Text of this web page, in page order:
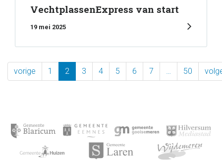
VechtplassenExpress van start
19 mei 2025
vorige 1 2 3 4 5 6 7 … 50